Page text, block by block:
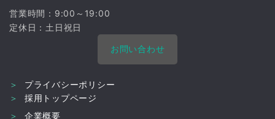
営業時間：9:00～19:00
定休日：土日祝日
お問い合わせ
＞
プライバシーポリシー
＞
採用トップページ
＞
企業概要